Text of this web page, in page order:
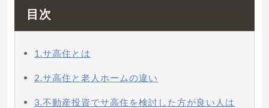
目次
1.サ高住とは
2.サ高住と老人ホームの違い
3.不動産投資でサ高住を検討した方が良い人は